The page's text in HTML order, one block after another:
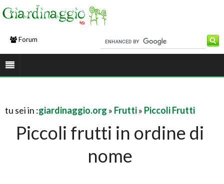
Forum
tu sei in :giardinaggio.org » Frutti» Piccoli Frutti
Piccoli frutti in ordine di
nome